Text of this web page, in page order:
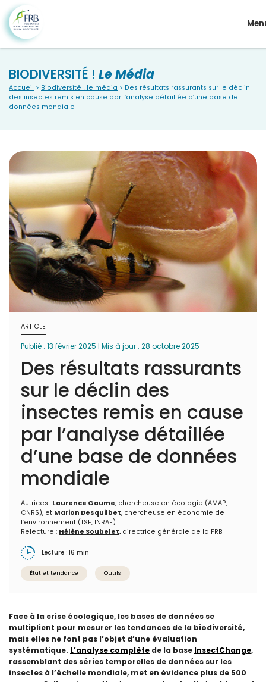
BIODIVERSITÉ ! Le Média
Accueil > Biodiversité ! le média > Des résultats rassurants sur le déclin
des insectes remis en cause par l’analyse détaillée d’une base de
données mondiale
ARTICLE
Publié : 13 février 2025 I Mis à jour : 28 octobre 2025
Des résultats rassurants
sur le déclin des
insectes remis en cause
par l’analyse détaillée
d’une base de données
mondiale
Autrices : Laurence Gaume, chercheuse en écologie (AMAP,
CNRS), et Marion Desquilbet, chercheuse en économie de
l’environnement (TSE, INRAE).
Relecture : Hélène Soubelet, directrice générale de la FRB
Lecture : 16 min
État et tendance Outils
Face à la crise écologique, les bases de données se
multiplient pour mesurer les tendances de la biodiversité,
mais elles ne font pas l’objet d’une évaluation
systématique. L’analyse complète de la base InsectChange,
rassemblant des séries temporelles de données sur les
insectes à l’échelle mondiale, met en évidence plus de 500